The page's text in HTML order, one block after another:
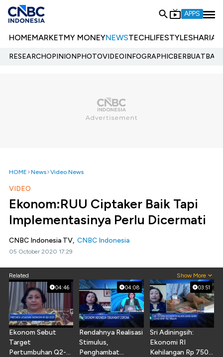
APPS
HOMEMARKETMY MONEYNEWSTECHLIFESTYLESHARIA
RESEARCHOPINIONPHOTOVIDEOINFOGRAPHIC
HOME News Video News
VIDEO
Ekonom:RUU Ciptaker Baik Tapi
Implementasinya Perlu Dicermati
CNBC Indonesia TV, CNBC Indonesia
05 October 2020 17:29
Related Show More
04:46
Ekonom Sebut
Target
Pertumbuhan Q2-
04:08
Rendahnya Realisasi
Stimulus,
Penghambat
03:51
Sri Adiningsih:
Ekonomi RI
Kehilangan Rp 750